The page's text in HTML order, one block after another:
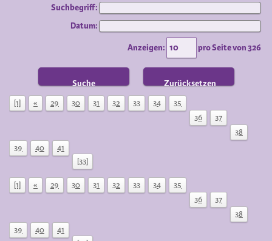
Suchbegriff:
Datum:
Anzeigen: pro Seite von326
Suche Zurücksetzen
[1] « 29 30 31 32 33 34
35
36
37
38
39
40
41
[33]
[1] « 29 30 31 32 33 34
35
36
37
38
39
40
41